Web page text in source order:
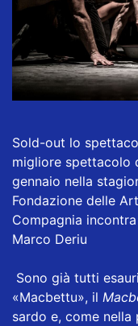
Sold-out lo
migliore spettacolo
gennaio nella
Fondazione delle
Compagnia
Marco Deriu
Sono già tutti
«Macbettu», il
sardo e, come